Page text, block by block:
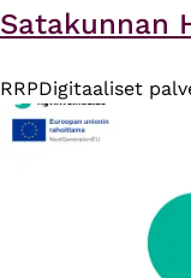
Satakunnan
RRPDigitaaliset